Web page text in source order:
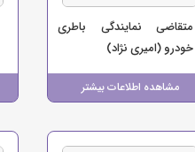
مشاهده اطلاعات بیشتر
متقاضی نمایندگی باطری
خودرو (امیری نژاد)